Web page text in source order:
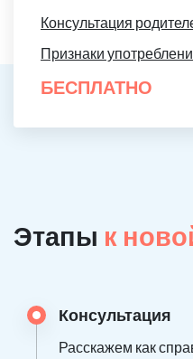
Консультация
Признаки
БЕСПЛАТНО
Этапы к
Консультация
Расскажем как